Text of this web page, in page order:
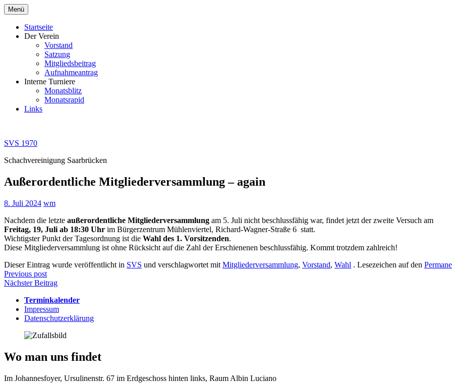
Zum
Inhalt
springen
Menü
Startseite
Der Verein
Vorstand
Satzung
Mitgliedsbeitrag
Aufnahmeantrag
Interne Turniere
Monatsblitz
Monatsrapid
Links
SVS 1970
Schachvereinigung Saarbrücken
Außerordentliche Mitgliederversammlung – again
8. Juli 2024 wm
Nachdem die letzte außerordentliche Mitgliederversammlung am 5. Juli nicht beschlussfähig war, findet jetzt der zweite Versuch am
Freitag, 19, Juli ab 18:30 Uhr im Bürgerzentrum Mühlenviertel, Richard-Wagner-Straße 6 statt.
Wichtigster Punkt der Tagesordnung ist die Wahl des 1. Vorsitzenden.
Diese Mitgliederversammlung ist ohne Rücksicht auf die Zahl der Erschienenen beschlussfähig. Kommt trotzdem zahlreich!
Dieser Eintrag wurde veröffentlicht in SVS und verschlagwortet mit Mitgliederversammlung, Vorstand, Wahl . Lesezeichen auf den
Beitragsnavigation
Previous post
Nächster Beitrag
Terminkalender
Impressum
Datenschutzerklärung
Wo man uns findet
Im Johannesfoyer, Ursulinenstr. 67 im Erdgeschoss hinten links, Raum Albin Luciano